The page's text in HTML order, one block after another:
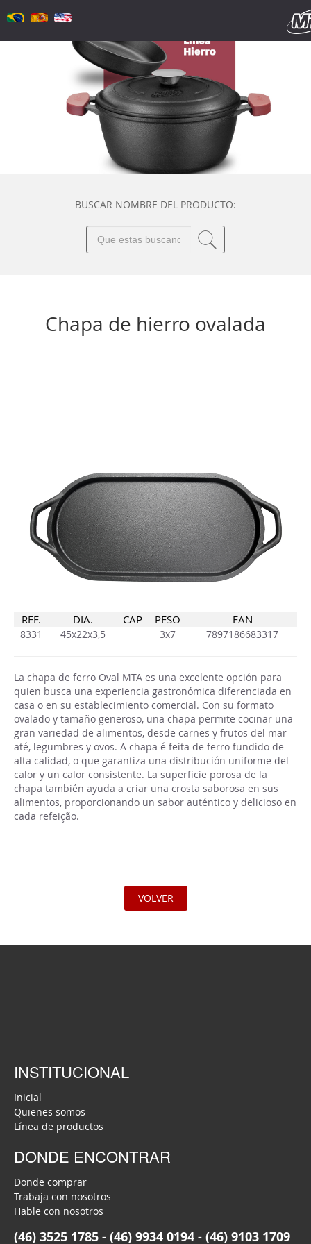
BUSCAR NOMBRE DEL PRODUCTO:
Chapa de hierro ovalada
REF. DIA. CAP PESO EAN
8331 45x22x3,5 3x7 7897186683317
La chapa de ferro Oval MTA es una excelente opción para
quien busca una experiencia gastronómica diferenciada en
casa o en su establecimiento comercial. Con su formato
ovalado y tamaño generoso, una chapa permite cocinar una
gran variedad de alimentos, desde carnes y frutos del mar
até, legumbres y ovos. A chapa é feita de ferro fundido de
alta calidad, o que garantiza una distribución uniforme del
calor y un calor consistente. La superficie porosa de la
chapa también ayuda a criar una crosta saborosa en sus
alimentos, proporcionando un sabor auténtico y delicioso en
cada refeição.
VOLVER
INSTITUCIONAL
Inicial
Quienes somos
Línea de productos
DONDE ENCONTRAR
Donde comprar
Trabaja con nosotros
Hable con nosotros
(46) 3525 1785 - (46) 9934 0194 - (46) 9103 1709